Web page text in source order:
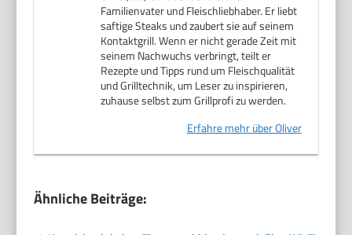
Familienvater und Fleischliebhaber. Er liebt
saftige Steaks und zaubert sie auf seinem
Kontaktgrill. Wenn er nicht gerade Zeit mit
seinem Nachwuchs verbringt, teilt er
Rezepte und Tipps rund um Fleischqualität
und Grilltechnik, um Leser zu inspirieren,
zuhause selbst zum Grillprofi zu werden.
Erfahre mehr über Oliver
Ähnliche Beiträge: